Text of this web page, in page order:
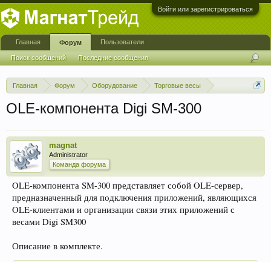
Войти или зарегистрироваться
Главная Форум Оборудование
Торговые весы
OLE-компонента Digi SM-300
magnat
Administrator
Команда форума
OLE-компонента SM-300 представляет собой OLE-сервер,
предназначенный для подключения приложений, являющихся
OLE-клиентами и организации связи этих приложений с
весами Digi SM300
Описание в комплекте.
Главная Форум
Поиск сообщений Последние сообщения
Пользователи